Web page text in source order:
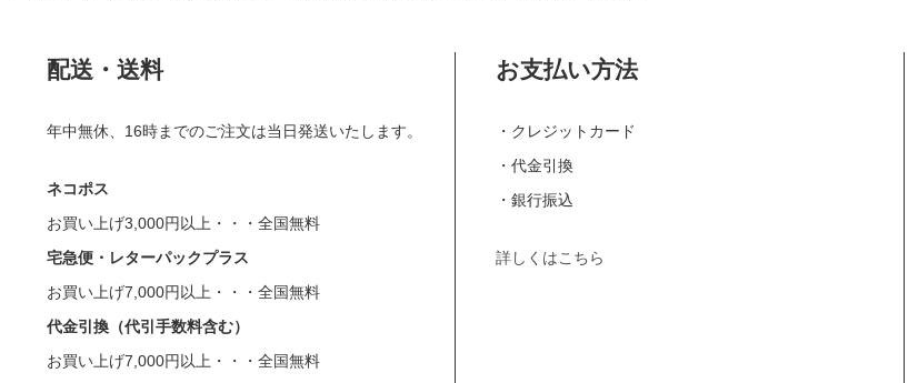
配送・送料
年中無休、16時までのご注文は当日発送いたします。
ネコポス
お買い上げ3,000円以上・・・全国無料
宅急便・レターパックプラス
お買い上げ7,000円以上・・・全国無料
代金引換（代引手数料含む）
お買い上げ7,000円以上・・・全国無料
お支払い方法
・クレジットカード
・代金引換
・銀行振込
詳しくはこちら